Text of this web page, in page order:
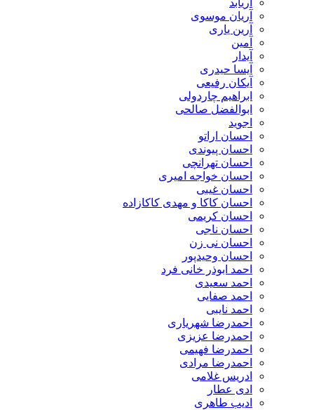
آریان موسوی
آرین یاری
آیسا حیدری
آیکان رفیعی
ابراهیم چاردولی
ابوالفضل صالحی
احسان اراتو
احسان پیوندی
احسان تهرانچی
احسان خواجه امیری
احسان غیبی
احسان کاکا و مهدی کاکازاده
احسان کریمی
احسان ناجی
احسان نی زن
احسان وحیدپور
احمد ابوذر خانی فرد
احمد سعیدی
احمد صفایی
احمد نایبی
احمدرضا شهریاری
احمدرضا عزیزی
احمدرضا فهیمی
احمدرضا مرادی
ادریس غلامی
ادی عطار
ادیب طاهری